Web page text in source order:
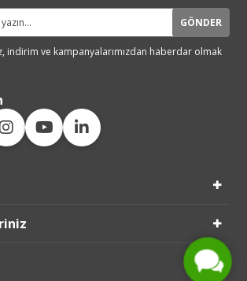
GÖNDER
indirim ve kampanyalarımızdan haberdar olmak